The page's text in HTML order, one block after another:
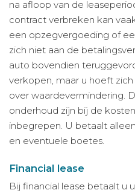
na afloop van de
contract verbreken kan
een opzegvergoeding of
zich niet aan de
auto bovendien
verkopen, maar u hoeft
over waardevermindering.
onderhoud zijn bij de
inbegrepen. U betaalt
en eventuele boetes.
Financial lease
Bij financial lease betaalt u